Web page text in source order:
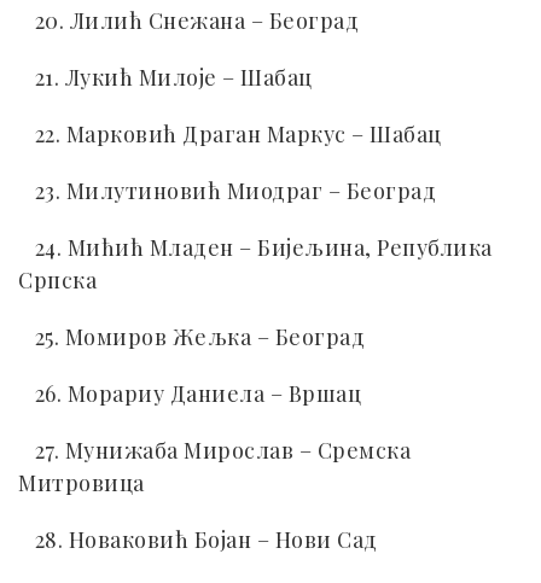
20. Лилић Снежана – Београд
21. Лукић Милоје – Шабац
22. Марковић Драган Маркус – Шабац
23. Милутиновић Миодраг – Београд
24. Мићић Младен – Бијељина, Република
Српска
25. Момиров Жељка – Београд
26. Морариу Даниела – Вршац
27. Мунижаба Мирослав – Сремска
Митровица
28. Новаковић Бојан – Нови Сад